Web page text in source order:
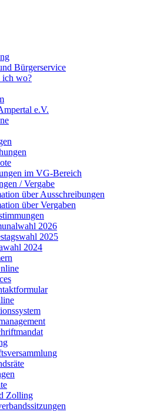
Bürgerservice
ich wo?
e.V.
im VG-Bereich
/ Vergabe
über Ausschreibungen
über Vergaben
2026
2025
2024
Zolling